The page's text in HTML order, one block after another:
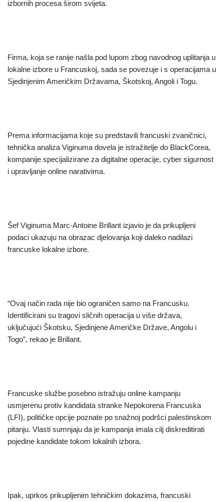
izbornih procesa širom svijeta.
Firma, koja se ranije našla pod lupom zbog navodnog uplitanja u
lokalne izbore u Francuskoj, sada se povezuje i s operacijama u
Sjedinjenim Američkim Državama, Škotskoj, Angoli i Togu.
Prema informacijama koje su predstavili francuski zvaničnici,
tehnička analiza Viginuma dovela je istražitelje do BlackCorea,
kompanije specijalizirane za digitalne operacije, cyber sigurnost
i upravljanje online narativima.
Šef Viginuma Marc-Antoine Brillant izjavio je da prikupljeni
podaci ukazuju na obrazac djelovanja koji daleko nadilazi
francuske lokalne izbore.
“Ovaj način rada nije bio ograničen samo na Francusku.
Identificirani su tragovi sličnih operacija u više država,
uključujući Škotsku, Sjedinjene Američke Države, Angolu i
Togo”, rekao je Brillant.
Francuske službe posebno istražuju online kampanju
usmjerenu protiv kandidata stranke Nepokorena Francuska
(LFI), političke opcije poznate po snažnoj podršci palestinskom
pitanju. Vlasti sumnjaju da je kampanja imala cilj diskreditirati
pojedine kandidate tokom lokalnih izbora.
Ipak, uprkos prikupljenim tehničkim dokazima, francuski